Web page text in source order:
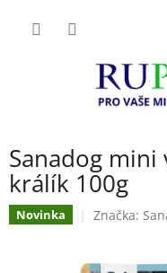
Sanadog mini
králík 100g
Novinka Značka: